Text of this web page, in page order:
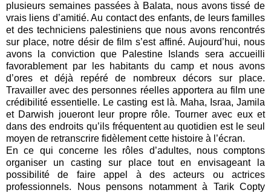
plusieurs semaines passées à Balata, nous avons tissé de
vrais liens d’amitié. Au contact des enfants, de leurs familles
et des techniciens palestiniens que nous avons rencontrés
sur place, notre désir de film s’est affiné. Aujourd’hui, nous
avons la conviction que Palestine Islands sera accueilli
favorablement par les habitants du camp et nous avons
d’ores et déjà repéré de nombreux décors sur place.
Travailler avec des personnes réelles apportera au film une
crédibilité essentielle. Le casting est là. Maha, Israa, Jamila
et Darwish joueront leur propre rôle. Tourner avec eux et
dans des endroits qu’ils fréquentent au quotidien est le seul
moyen de retranscrire fidèlement cette histoire à l’écran.
En ce qui concerne les rôles d’adultes, nous comptons
organiser un casting sur place tout en envisageant la
possibilité de faire appel à des acteurs ou actrices
professionnels. Nous pensons notamment à Tarik Copty